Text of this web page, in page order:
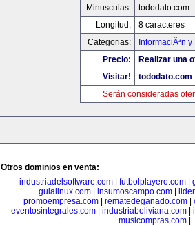
Minusculas:
tododato.com
Longitud:
8 caracteres
Categorias:
InformaciÃ³n
Precio:
Realizar una
Visitar!
tododato.com
Serán consideradas
Otros dominios en venta:
industriadelsoftware.com| futbolplayero.com|
guialinux.com
insumoscampo.com
promoempresa.com| rematedeganado.com|
eventosintegrales.com| industriaboliviana.com|
musicompras.com|